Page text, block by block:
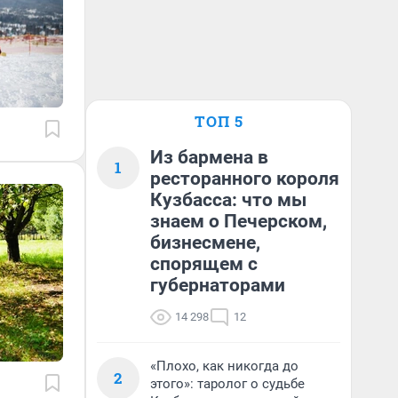
ТОП 5
1
Из бармена в
ресторанного короля
Кузбасса: что мы
знаем о Печерском,
бизнесмене,
спорящем с
губернаторами
14 298 12
2
«Плохо, как никогда до
этого»: таролог о судьбе